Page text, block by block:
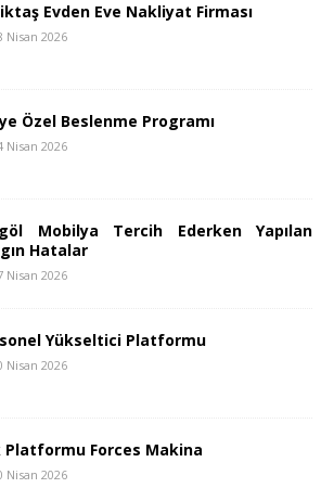
Evden Eve Nakliyat Firması
Nisan 2026
Özel Beslenme Programı
Nisan 2026
Mobilya Tercih Ederken Yapılan
Hatalar
Nisan 2026
Yükseltici Platformu
Nisan 2026
Platformu Forces Makina
Nisan 2026